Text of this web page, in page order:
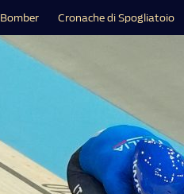
Cronache di Spogliatoio